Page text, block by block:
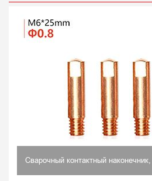
Сварочный контактный